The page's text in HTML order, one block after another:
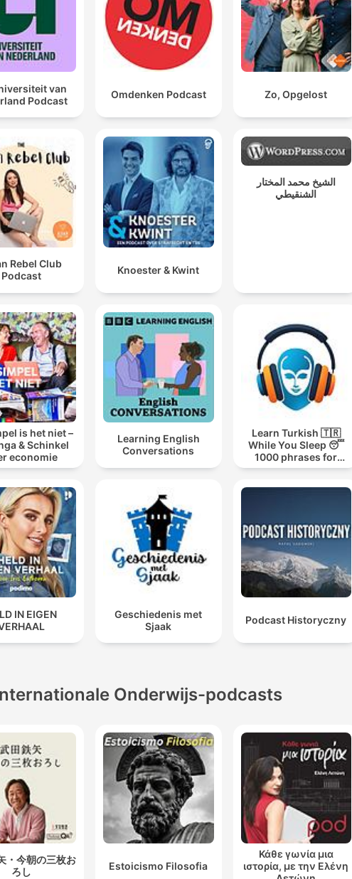
van
Podcast
Omdenken Podcast Zo, Opgelost
Rebel Club
Podcast
Knoester & Kwint
الشيخ محمد المختار
الشنقيطي
is het niet –
& Schinkel
economie
Learning English
Conversations
Learn Turkish 🇹🇷
While You Sleep 😴
1000 phrases for
beginners | with 1000-
IN EIGEN
Geschiedenis met
Sjaak
Podcast Historyczny
Onderwijs-podcasts
・今朝の三枚お
ろし
Estoicismo Filosofia
Κάθε γωνία μια
ιστορία, με την Ελένη